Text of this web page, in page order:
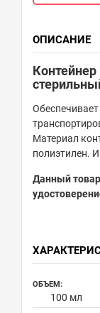
ОПИСАНИЕ
Материал
полиэтилен.
Данный
ОБЪЕМ:
100 мл